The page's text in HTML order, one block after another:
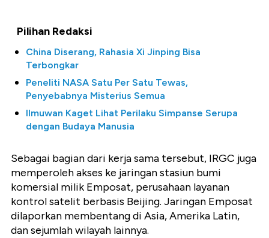
Pilihan Redaksi
China Diserang, Rahasia Xi Jinping Bisa
Terbongkar
Peneliti NASA Satu Per Satu Tewas,
Penyebabnya Misterius Semua
Ilmuwan Kaget Lihat Perilaku Simpanse Serupa
dengan Budaya Manusia
Sebagai bagian dari kerja sama tersebut, IRGC juga
memperoleh akses ke jaringan stasiun bumi
komersial milik Emposat, perusahaan layanan
kontrol satelit berbasis Beijing. Jaringan Emposat
dilaporkan membentang di Asia, Amerika Latin,
dan sejumlah wilayah lainnya.